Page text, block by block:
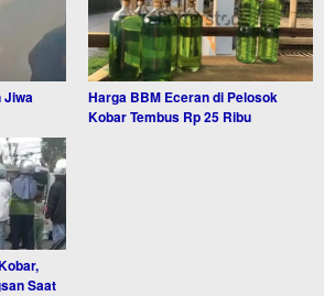
Jiwa
Harga BBM Eceran di Pelosok
Kobar Tembus Rp 25 Ribu
Saat